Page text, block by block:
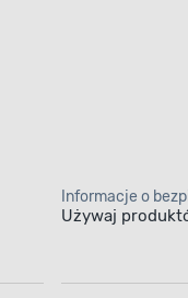
Informacje o
Używaj